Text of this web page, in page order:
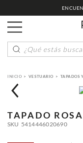
¿Qué estás
VESTUARIO TAPADOS
TAPADO
SKU 5414446020690